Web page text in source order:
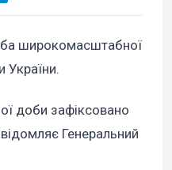
широкомасштабної
України.
доби зафіксовано
Генеральний